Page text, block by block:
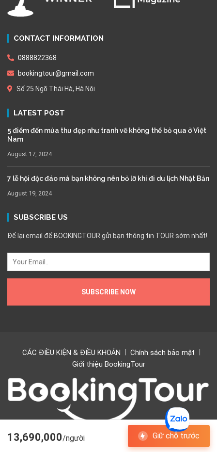
13,690,000/người Giữ chỗ trước
CONTACT INFORMATION
0888822368
bookingtour@gmail.com
Số 25 Ngõ Thái Hà, Hà Nội
LATEST POST
5 điểm đến mùa thu đẹp như tranh vẽ không thể bỏ qua ở Việt
Nam
August 17, 2024
7 lễ hội độc đáo mà bạn không nên bỏ lỡ khi đi du lịch Nhật Bản
August 19, 2024
SUBSCRIBE US
Để lại email để BOOKINGTOUR gửi bạn thông tin TOUR sớm nhất!
CÁC ĐIỀU KIỆN & ĐIỀU KHOẢN
Chính sách bảo mật
Giới thiệu BookingTour
Copyright © 2024 BookingTour. All rights Bookingtour.vn